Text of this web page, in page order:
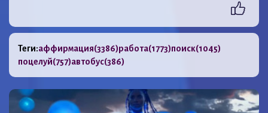
Теги:аффирмация(3386)работа(1773)поиск(1045)
поцелуй(757)автобус(386)